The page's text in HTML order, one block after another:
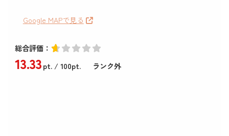
Google MAPで見る
総合評価：
13.33pt./ 100pt. ランク外